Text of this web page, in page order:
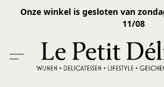
Onze winkel is gesloten van
11/08